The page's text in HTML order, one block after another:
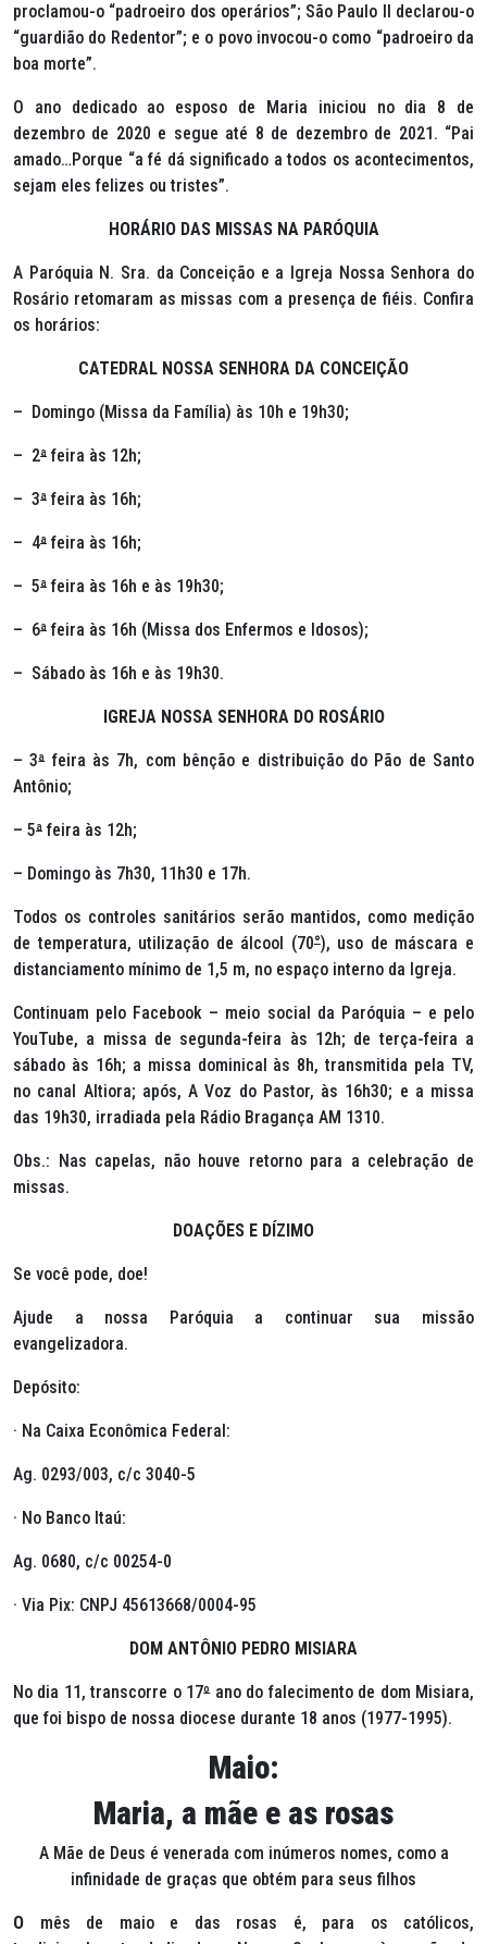
proclamou-o “padroeiro dos operários”; São Paulo II declarou-o
“guardião do Redentor”; e o povo invocou-o como “padroeiro da
boa morte”.
O ano dedicado ao esposo de Maria iniciou no dia 8 de
dezembro de 2020 e segue até 8 de dezembro de 2021. “Pai
amado…Porque “a fé dá significado a todos os acontecimentos,
sejam eles felizes ou tristes”.
HORÁRIO DAS MISSAS NA PARÓQUIA
A Paróquia N. Sra. da Conceição e a Igreja Nossa Senhora do
Rosário retomaram as missas com a presença de fiéis. Confira
os horários:
CATEDRAL NOSSA SENHORA DA CONCEIÇÃO
– Domingo (Missa da Família) às 10h e 19h30;
– 2ª feira às 12h;
– 3ª feira às 16h;
– 4ª feira às 16h;
– 5ª feira às 16h e às 19h30;
– 6ª feira às 16h (Missa dos Enfermos e Idosos);
– Sábado às 16h e às 19h30.
IGREJA NOSSA SENHORA DO ROSÁRIO
– 3ªfeira às 7h, com bênção e distribuição do Pão de Santo
Antônio;
– 5ª feira às 12h;
– Domingo às 7h30, 11h30 e 17h.
Todos os controles sanitários serão mantidos, como medição
de temperatura, utilização de álcool (70°), uso de máscara e
distanciamento mínimo de 1,5 m, no espaço interno da Igreja.
Continuam pelo Facebook – meio social da Paróquia – e pelo
YouTube, a missa de segunda-feira às 12h; de terça-feira a
sábado às 16h; a missa dominical às 8h, transmitida pela TV,
no canal Altiora; após, A Voz do Pastor, às 16h30; e a missa
das 19h30, irradiada pela Rádio Bragança AM 1310.
Obs.: Nas capelas, não houve retorno para a celebração de
missas.
DOAÇÕES E DÍZIMO
Se você pode, doe!
Ajude a nossa Paróquia a continuar sua missão
evangelizadora.
Depósito:
· Na Caixa Econômica Federal:
Ag. 0293/003, c/c 3040-5
· No Banco Itaú:
Ag. 0680, c/c 00254-0
· Via Pix: CNPJ 45613668/0004-95
DOM ANTÔNIO PEDRO MISIARA
No dia 11, transcorre o 17ºano do falecimento de dom Misiara,
que foi bispo de nossa diocese durante 18 anos (1977-1995).
Maio:
Maria, a mãe e as rosas
A Mãe de Deus é venerada com inúmeros nomes, como a
infinidade de graças que obtém para seus filhos
O mês de maio e das rosas é, para os católicos,